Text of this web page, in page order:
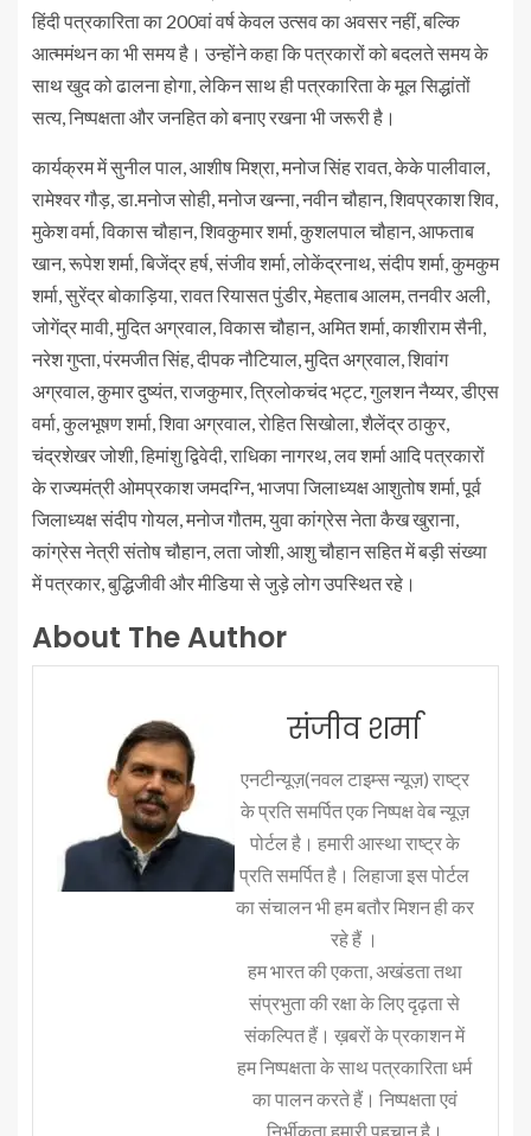
हिंदी पत्रकारिता का 200वां वर्ष केवल उत्सव का अवसर नहीं, बल्कि
आत्ममंथन का भी समय है। उन्होंने कहा कि पत्रकारों को बदलते समय के
साथ खुद को ढालना होगा, लेकिन साथ ही पत्रकारिता के मूल सिद्धांतों
सत्य, निष्पक्षता और जनहित को बनाए रखना भी जरूरी है।
कार्यक्रम में सुनील पाल, आशीष मिश्रा, मनोज सिंह रावत, केके पालीवाल,
रामेश्वर गौड़, डा.मनोज सोही, मनोज खन्ना, नवीन चौहान, शिवप्रकाश शिव,
मुकेश वर्मा, विकास चौहान, शिवकुमार शर्मा, कुशलपाल चौहान, आफताब
खान, रूपेश शर्मा, बिजेंद्र हर्ष, संजीव शर्मा, लोकेंद्रनाथ, संदीप शर्मा, कुमकुम
शर्मा, सुरेंद्र बोकाड़िया, रावत रियासत पुंडीर, मेहताब आलम, तनवीर अली,
जोगेंद्र मावी, मुदित अग्रवाल, विकास चौहान, अमित शर्मा, काशीराम सैनी,
नरेश गुप्ता, पंरमजीत सिंह, दीपक नौटियाल, मुदित अग्रवाल, शिवांग
अग्रवाल, कुमार दुष्यंत, राजकुमार, त्रिलोकचंद भट्ट, गुलशन नैय्यर, डीएस
वर्मा, कुलभूषण शर्मा, शिवा अग्रवाल, रोहित सिखोला, शैलेंद्र ठाकुर,
चंद्रशेखर जोशी, हिमांशु द्विवेदी, राधिका नागरथ, लव शर्मा आदि पत्रकारों
के राज्यमंत्री ओमप्रकाश जमदग्नि, भाजपा जिलाध्यक्ष आशुतोष शर्मा, पूर्व
जिलाध्यक्ष संदीप गोयल, मनोज गौतम, युवा कांग्रेस नेता कैख खुराना,
कांग्रेस नेत्री संतोष चौहान, लता जोशी, आशु चौहान सहित में बड़ी संख्या
में पत्रकार, बुद्धिजीवी और मीडिया से जुड़े लोग उपस्थित रहे।
About The Author
संजीव शर्मा
एनटीन्यूज़(नवल टाइम्स न्यूज़) राष्ट्र
के प्रति समर्पित एक निष्पक्ष वेब न्यूज़
पोर्टल है। हमारी आस्था राष्ट्र के
प्रति समर्पित है। लिहाजा इस पोर्टल
का संचालन भी हम बतौर मिशन ही कर
रहे हैं ।
हम भारत की एकता, अखंडता तथा
संप्रभुता की रक्षा के लिए दृढ़ता से
संकल्पित हैं। ख़बरों के प्रकाशन में
हम निष्पक्षता के साथ पत्रकारिता धर्म
का पालन करते हैं। निष्पक्षता एवं
निर्भीकता हमारी पहचान है।